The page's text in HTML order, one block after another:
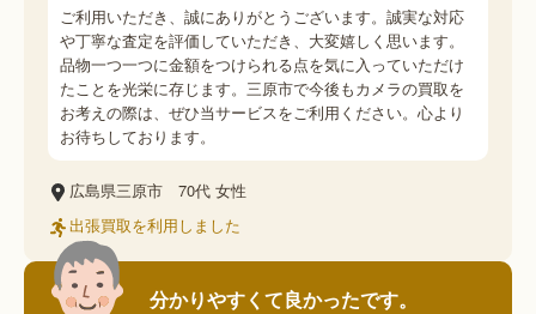
ご利用いただき、誠にありがとうございます。誠実な対応
や丁寧な査定を評価していただき、大変嬉しく思います。
品物一つ一つに金額をつけられる点を気に入っていただけ
たことを光栄に存じます。三原市で今後もカメラの買取を
お考えの際は、ぜひ当サービスをご利用ください。心より
お待ちしております。
広島県三原市 70代 女性
出張買取を利用しました
分かりやすくて良かったです。